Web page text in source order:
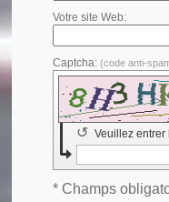
Votre site Web:
Captcha: (code anti-
Veuillez entrer
↺
* Champs